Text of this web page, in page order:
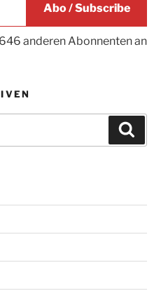
Abo / Subscribe
anderen Abonnenten an